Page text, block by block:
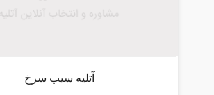
آتلیه سیب سرخ